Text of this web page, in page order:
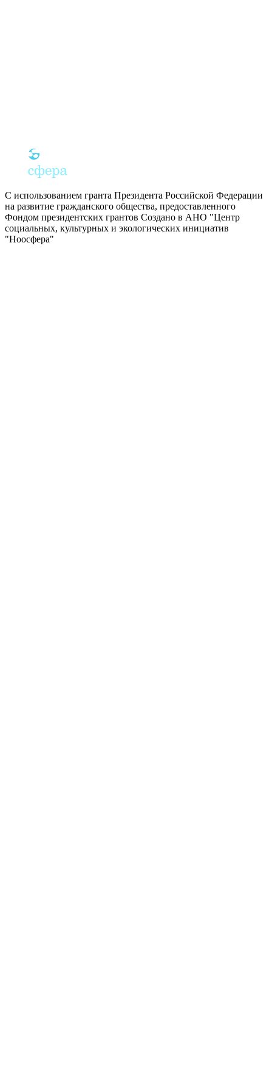
С использованием гранта Президента Российской Федерации
на развитие гражданского общества, предоставленного
Фондом президентских грантов Создано в АНО "Центр
социальных, культурных и экологических инициатив
"Ноосфера"